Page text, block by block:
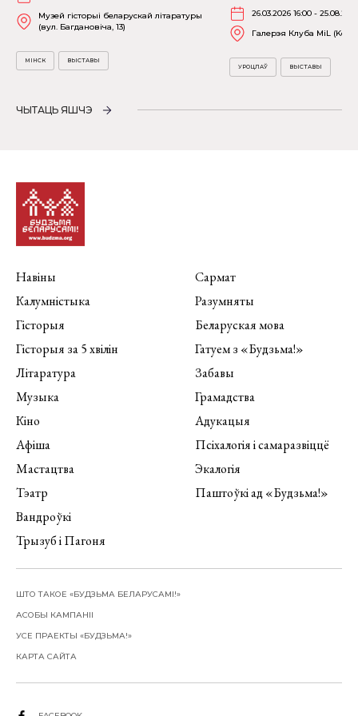
Музей гісторыі беларускай літаратуры
(вул. Багдановіча, 13)
МІНСК ВЫСТАВЫ
26.03.2026 16:00 -
Галерэя Клуба MiL
УРОЦЛАЎ ВЫСТАВЫ
ЧЫТАЦЬ ЯШЧЭ
Навіны
Калумністыка
Гісторыя
Гісторыя за 5 хвілін
Літаратура
Музыка
Кіно
Афіша
Мастацтва
Тэатр
Вандроўкі
Трызуб і Пагоня
Сармат
Разумняты
Беларуская мова
Гатуем з «Будзьма!»
Забавы
Грамадства
Адукацыя
Псіхалогія і самаразвіццё
Экалогія
Паштоўкі ад «Будзьма!»
ШТО ТАКОЕ «БУДЗЬМА БЕЛАРУСАМІ!»
АСОБЫ КАМПАНІІ
УСЕ ПРАЕКТЫ «БУДЗЬМА!»
КАРТА САЙТА